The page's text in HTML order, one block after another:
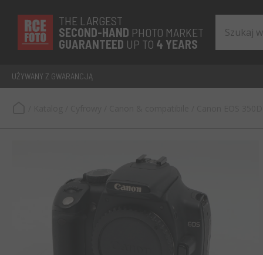
THE LARGEST
SECOND-HAND PHOTO MARKET
GUARANTEED UP TO 4 YEARS
UŻYWANY Z GWARANCJĄ